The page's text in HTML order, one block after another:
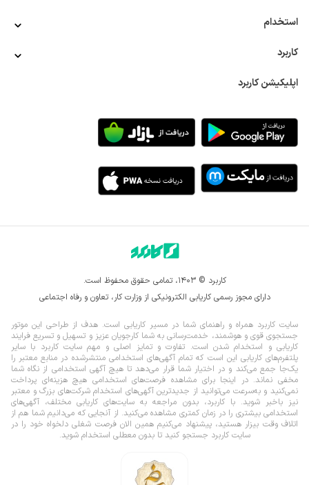
استخدام
کاربرد
اپلیکیشن کاربرد
کاربرد © ۱۴۰۳، تمامی حقوق محفوظ است.
دارای مجوز رسمی کاریابی الکترونیکی از وزارت کار، تعاون و رفاه اجتماعی
سایت کاربرد همراه و راهنمای شما در مسیر کاریابی است. هدف از طراحی این موتور
جستجوی قوی و هوشمند، خدمت‌رسانی به شما کارجویان عزیز و تسهیل و تسریع فرایند
کاریابی و استخدام شدن است. تفاوت و تمایز اصلی و مهم سایت کاربرد با سایر
پلتفرم‌های کاریابی این است که تمام آگهی‌های استخدامی منتشرشده در منابع معتبر را
یک‌‌جا جمع می‌کند و در اختیار شما قرار می‌‌‌دهد تا هیچ آگهی استخدامی از نگاه شما
مخفی نماند.در اینجا برای مشاهده فرصت‌های استخدامی هیچ هزینه‌ای پرداخت
نمی‌کنید و به‌سرعت می‌توانید از جدیدترین آگهی‌های استخدام شرکت‌های بزرگ و معتبر
نیز باخبر شوید. با کاربرد، بدون مراجعه به سایت‌های کاریابی مختلف، آگهی‌های
استخدامی بیشتری را در زمان کمتری مشاهده می‌کنید. از آنجایی که می‌دانیم شما هم از
اتلاف وقت بیزار هستید، پیشنهاد می‌کنیم همین الان فرصت شغلی دلخواه خود را در
سایت کاربرد جستجو کنید تا بدون معطلی استخدام شوید.